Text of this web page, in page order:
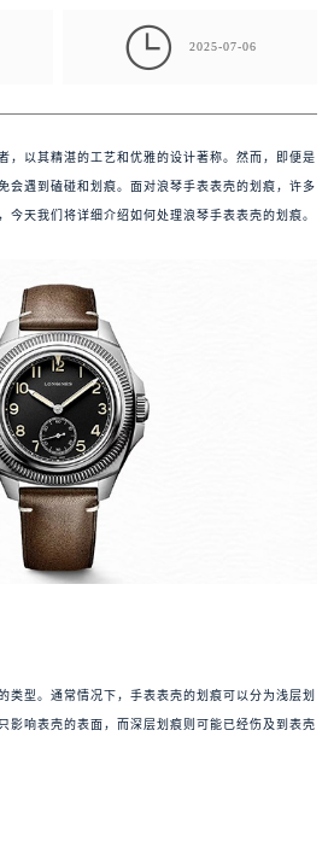
 2025-07-06
，以其精湛的工艺和优雅的设计著称。然而，即便是
会遇到磕碰和划痕。面对浪琴手表表壳的划痕，许多
今天我们将详细介绍如何处理浪琴手表表壳的划痕。
类型。通常情况下，手表表壳的划痕可以分为浅层划
影响表壳的表面，而深层划痕则可能已经伤及到表壳